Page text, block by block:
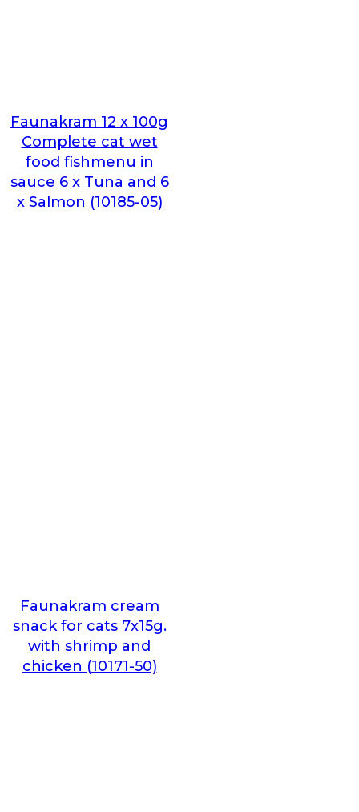
Faunakram 12 x 100g
Complete cat wet
food fishmenu in
sauce 6 x Tuna and 6
x Salmon (10185-05)
Faunakram cream
snack for cats 7x15g.
with shrimp and
chicken (10171-50)